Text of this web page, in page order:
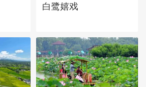
白鹭嬉戏